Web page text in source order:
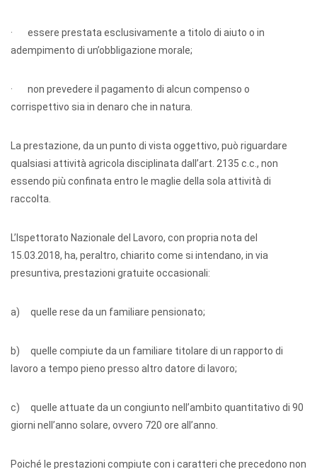
· essere prestata esclusivamente a titolo di aiuto o in
adempimento di un’obbligazione morale;
· non prevedere il pagamento di alcun compenso o
corrispettivo sia in denaro che in natura.
La prestazione, da un punto di vista oggettivo, può riguardare
qualsiasi attività agricola disciplinata dall’art. 2135 c.c., non
essendo più confinata entro le maglie della sola attività di
raccolta.
L’Ispettorato Nazionale del Lavoro, con propria nota del
15.03.2018, ha, peraltro, chiarito come si intendano, in via
presuntiva, prestazioni gratuite occasionali:
a) quelle rese da un familiare pensionato;
b) quelle compiute da un familiare titolare di un rapporto di
lavoro a tempo pieno presso altro datore di lavoro;
c) quelle attuate da un congiunto nell’ambito quantitativo di 90
giorni nell’anno solare, ovvero 720 ore all’anno.
Poiché le prestazioni compiute con i caratteri che precedono non